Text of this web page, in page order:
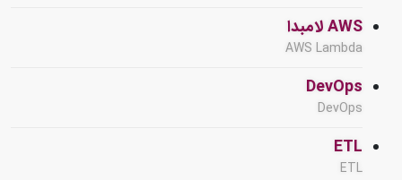
AWS لامبدا
AWS Lambda
DevOps
DevOps
ETL
ETL